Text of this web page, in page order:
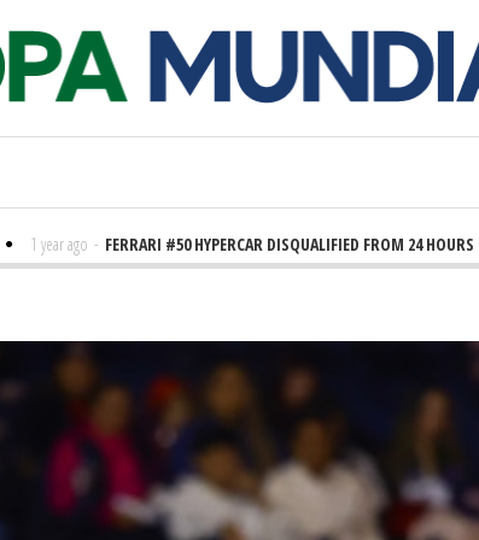
1 year ago - FERRARI #50 HYPERCAR DISQUALIFIED FROM 24 HOURS OF LE